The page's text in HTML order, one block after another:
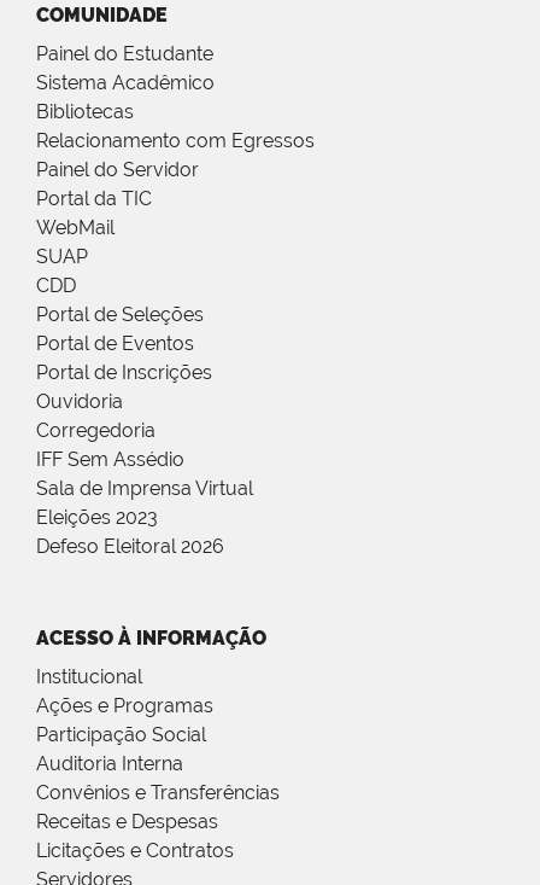
COMUNIDADE
Painel do Estudante
Sistema Acadêmico
Bibliotecas
Relacionamento com Egressos
Painel do Servidor
Portal da TIC
WebMail
SUAP
CDD
Portal de Seleções
Portal de Eventos
Portal de Inscrições
Ouvidoria
Corregedoria
IFF Sem Assédio
Sala de Imprensa Virtual
Eleições 2023
Defeso Eleitoral 2026
ACESSO À INFORMAÇÃO
Institucional
Ações e Programas
Participação Social
Auditoria Interna
Convênios e Transferências
Receitas e Despesas
Licitações e Contratos
Servidores